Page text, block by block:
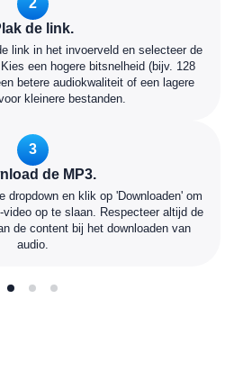
2
de link.
link in het invoerveld en selecteer de
een hogere bitsnelheid (bijv. 128
betere audiokwaliteit of een lagere
kleinere bestanden.
3
de MP3.
dropdown en klik op 'Downloaden' om
op te slaan. Respecteer altijd de
de content bij het downloaden van
audio.